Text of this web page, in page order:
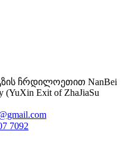
ჩრდილოეთით NanBei
(YuXin Exit of ZhaJiaSu
7092